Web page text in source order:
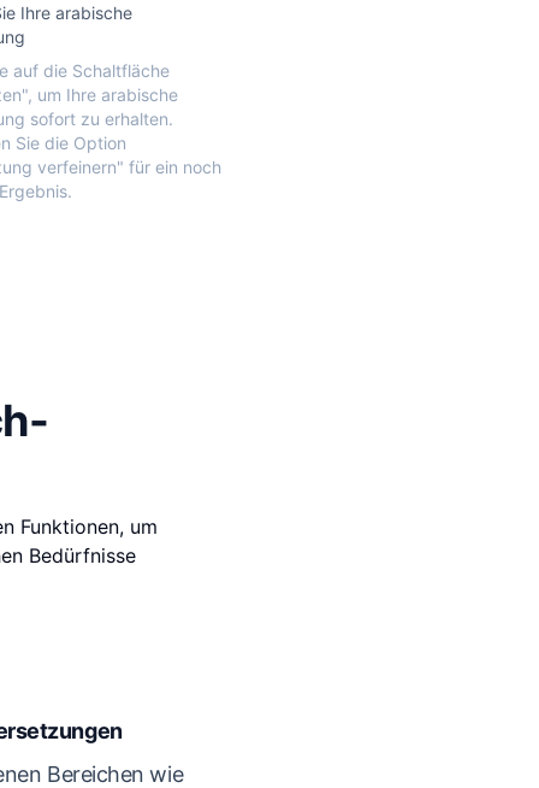
Ihre arabische
auf die Schaltfläche
um Ihre arabische
sofort zu erhalten.
Sie die Option
verfeinern" für ein noch
Funktionen, um
Bedürfnisse
Bereichen wie